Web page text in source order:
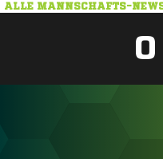
ALLE MANNSCHAFTS-
0